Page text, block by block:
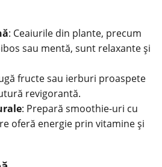
: Ceaiurile din plante, precum
sau mentă, sunt relaxante și
fructe sau ierburi proaspete
revigorantă.
: Prepară smoothie-uri cu
oferă energie prin vitamine și